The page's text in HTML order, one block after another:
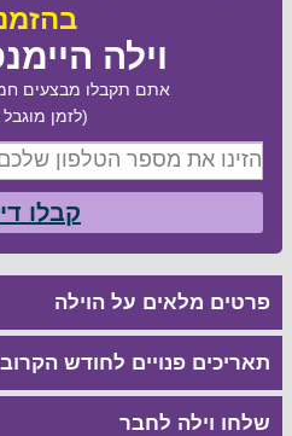
וילה
אתם תקבלו מבצעים
(לזמן
קבלו
פרטים מלאים על הוילה
תאריכים פנויים לחודש הקרוב
שלחו וילה לחבר